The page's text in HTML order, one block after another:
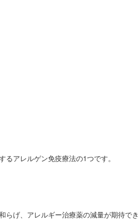
アレルゲン免疫療法の1つです。
げ、アレルギー治療薬の減量が期待でき